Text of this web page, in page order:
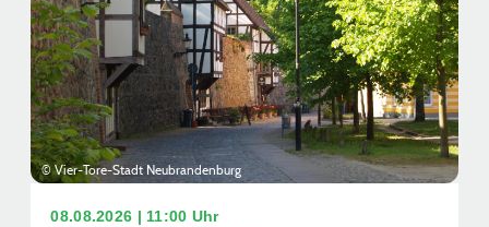
© Vier-Tore-Stadt Neubrandenburg
08.08.2026 | 11:00 Uhr